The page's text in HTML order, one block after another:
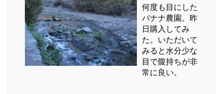
何度も目にした
バナナ農園。昨
日購入してみ
た。いただいて
みると水分少な
目で腹持ちが非
常に良い。